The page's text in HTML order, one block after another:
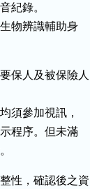
紀錄。
物辨識輔助身
保人及被保險人
須參加視訊，
程序。但未滿
性，確認後之資